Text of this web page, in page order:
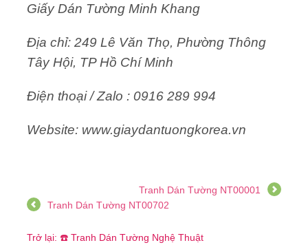
Giấy Dán Tường Minh Khang
Địa chỉ: 249 Lê Văn Thọ, Phường Thông
Tây Hội, TP Hồ Chí Minh
Điện thoại / Zalo : 0916 289 994
Website: www.giaydantuongkorea.vn
Tranh Dán Tường NT00001
Tranh Dán Tường NT00702
Trở lại: ☎️ Tranh Dán Tường Nghệ Thuật